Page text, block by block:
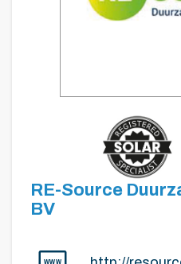
RE-Source
BV